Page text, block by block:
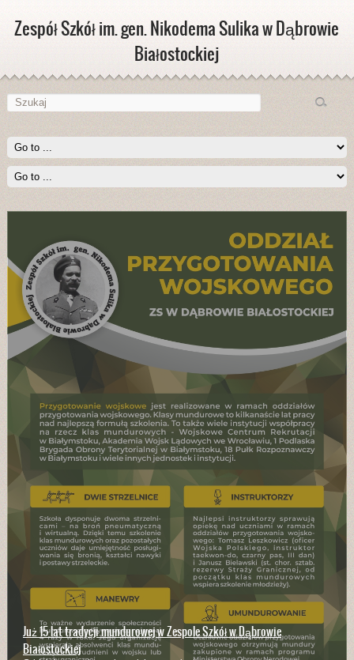
Zespół Szkół im. gen. Nikodema Sulika w Dąbrowie
Białostockiej
Już 15 lat tradycji mundurowej w Zespole Szkół w Dąbrowie
Białostockiej